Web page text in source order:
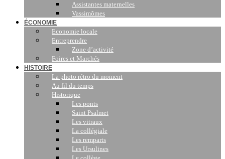
Assistantes maternelles
Vassimômes
ÉCONOMIE
Economie locale
Entreprendre
Zone d’activité
Foires et Marchés
HISTOIRE
La photo rétro du moment
Au fil du temps
Historique
Les ponts
Saint Psalmet
Les vitraux
La collégiale
Les remparts
Les Ursulines